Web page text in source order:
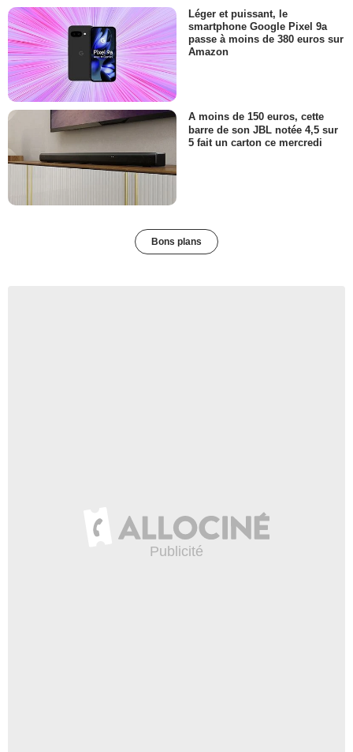
Léger et puissant, le
smartphone Google Pixel 9a
passe à moins de 380 euros sur
Amazon
A moins de 150 euros, cette
barre de son JBL notée 4,5 sur
5 fait un carton ce mercredi
Bons plans